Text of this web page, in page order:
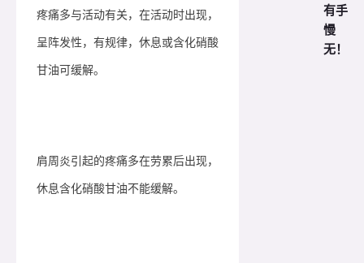
疼痛多与活动有关，在活动时出现，
呈阵发性，有规律，休息或含化硝酸
甘油可缓解。
肩周炎引起的疼痛多在劳累后出现，
休息含化硝酸甘油不能缓解。
有手
慢
无！